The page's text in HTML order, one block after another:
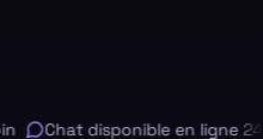
Chat disponible en ligne